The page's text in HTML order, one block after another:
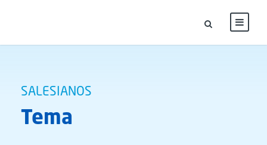
SALESIANOS
Tema